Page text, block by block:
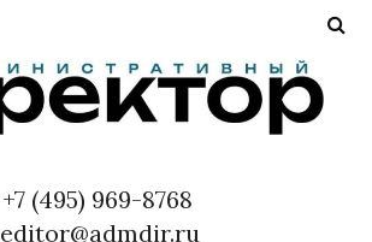
+7 (495) 969-8768
editor@admdir.ru